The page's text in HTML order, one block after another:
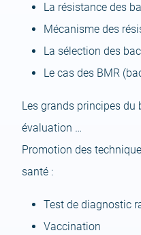
La résistance des
Mécanisme des
La sélection des
Le cas des BMR
Les grands principes du
évaluation …
Promotion des
santé :
Test de diagnostic
Vaccination